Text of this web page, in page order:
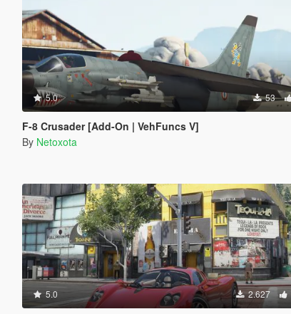
5.0 53
F-8 Crusader [Add-On | VehFuncs V]
By Netoxota
5.0 2.627